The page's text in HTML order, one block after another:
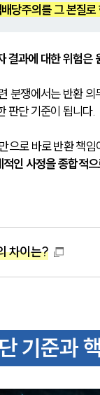
당주의를 그 본질로
결과에 대한 위험은
분쟁에서는 반환
판단 기준이 됩니다.
으로 바로 반환 책
인 사정을 종합적
차이는?
기준과